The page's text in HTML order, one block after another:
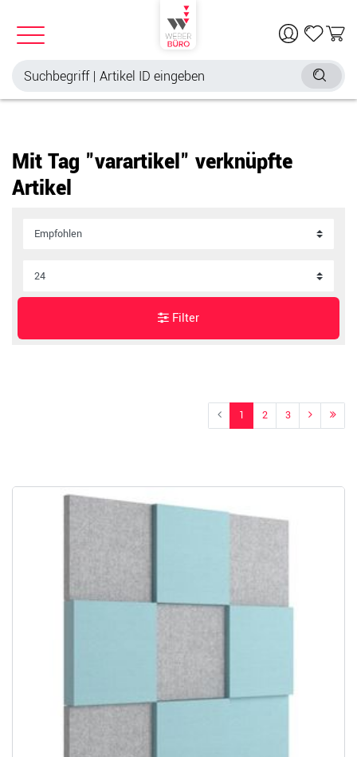
Mit Tag "varartikel" verknüpfte
Artikel
Filter
1 2 3